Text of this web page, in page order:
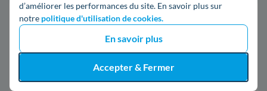
d’améliorer les performances du site. En savoir plus sur
notre politique d'utilisation de cookies.
En savoir plus
Accepter & Fermer
Infos / souscriptions
09 78 46 71 74